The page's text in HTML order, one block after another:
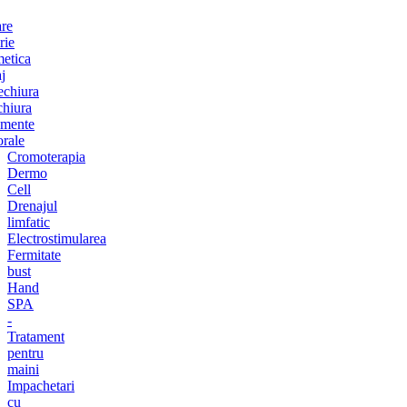
Cromoterapia
Dermo
Cell
Drenajul
limfatic
Electrostimularea
Fermitate
bust
Hand
SPA
-
Tratament
pentru
maini
Impachetari
cu